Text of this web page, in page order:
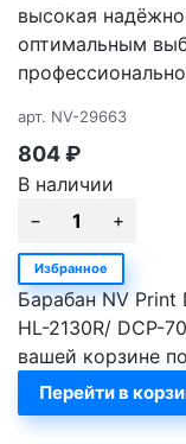
высокая
оптимальным
арт. NV-29663
804₽
В наличии
Избранное
Барабан NV Print
HL-2130R/ DCP-
вашей корзине
Перейти в